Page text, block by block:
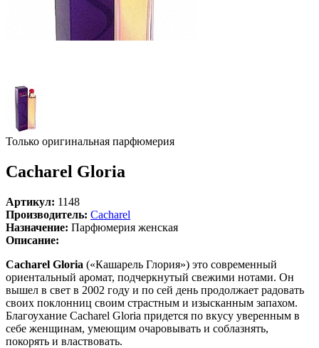
Только оригинальная парфюмерия
Cacharel Gloria
Артикул: 1148
Производитель: Cacharel
Назначение: Парфюмерия женская
Описание:
Cacharel Gloria («Кашарель Глория») это современный
ориентальный аромат, подчеркнутый свежими нотами. Он
вышел в свет в 2002 году и по сей день продолжает радовать
своих поклонниц своим страстным и изысканным запахом.
Благоухание Cacharel Gloria придется по вкусу уверенным в
себе женщинам, умеющим очаровывать и соблазнять,
покорять и властвовать.